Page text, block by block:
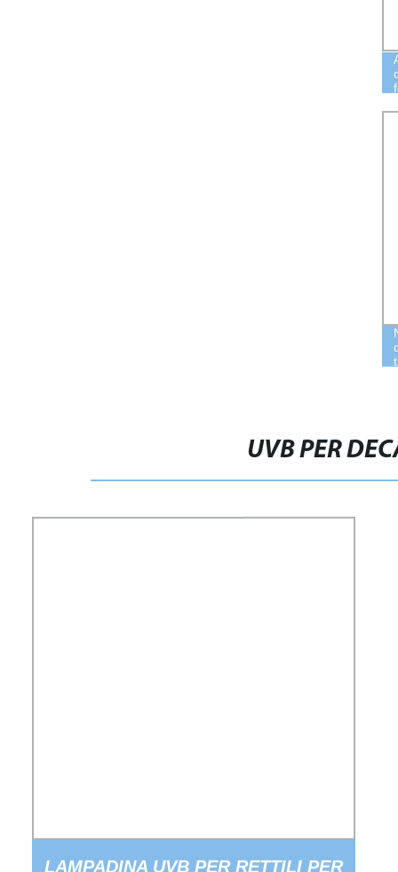
UVB PER
LAMPADINA UVB PER RETTILI PER